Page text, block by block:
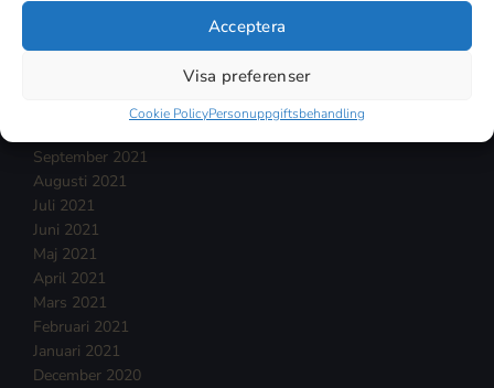
Acceptera
Visa preferenser
Cookie PolicyPersonuppgiftsbehandling
November 2021
September 2021
Augusti 2021
Juli 2021
Juni 2021
Maj 2021
April 2021
Mars 2021
Februari 2021
Januari 2021
December 2020